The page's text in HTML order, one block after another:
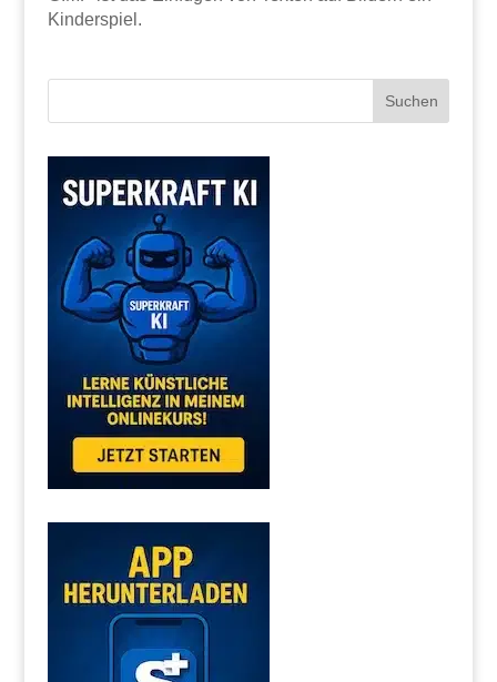
Kinderspiel.